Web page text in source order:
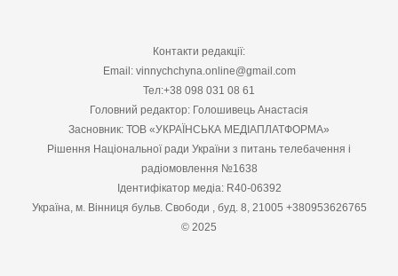
Контакти редакції:
Email: vinnychchyna.online@gmail.com
Тел:+38 098 031 08 61
Головний редактор: Голошивець Анастасія
Засновник: ТОВ «УКРАЇНСЬКА МЕДІАПЛАТФОРМА»
Рішення Національної ради України з питань телебачення і
радіомовлення №1638
Ідентифікатор медіа: R40-06392
Україна, м. Вінниця бульв. Свободи , буд. 8, 21005 +380953626765
© 2025